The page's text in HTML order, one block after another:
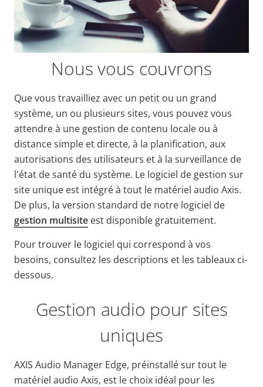
Nous vous couvrons
Que vous travailliez avec un petit ou un grand
système, un ou plusieurs sites, vous pouvez vous
attendre à une gestion de contenu locale ou à
distance simple et directe, à la planification, aux
autorisations des utilisateurs et à la surveillance de
l'état de santé du système. Le logiciel de gestion sur
site unique est intégré à tout le matériel audio Axis.
De plus, la version standard de notre logiciel de
gestion multisite est disponible gratuitement.
Pour trouver le logiciel qui correspond à vos
besoins, consultez les descriptions et les tableaux ci-
dessous.
Gestion audio pour sites
uniques
AXIS Audio Manager Edge, préinstallé sur tout le
matériel audio Axis, est le choix idéal pour les